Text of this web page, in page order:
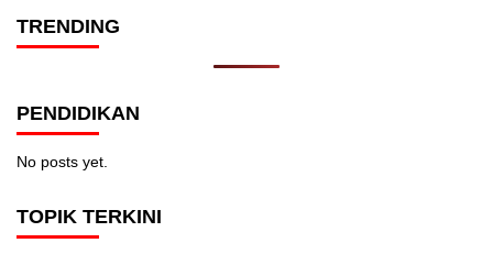
TRENDING
PENDIDIKAN
No posts yet.
TOPIK TERKINI